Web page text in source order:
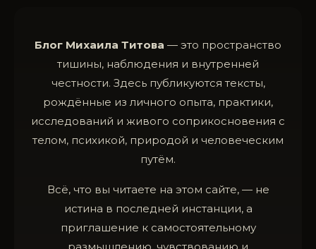
Блог Михаила Титова — это пространство
тишины, наблюдения и внутренней
честности. Здесь публикуются тексты,
рождённые из личного опыта, практики,
исследований и живого соприкосновения с
телом, психикой, природой и человеческим
путём.
Всё, что вы читаете на этом сайте, — не
истина в последней инстанции, а
приглашение к самостоятельному